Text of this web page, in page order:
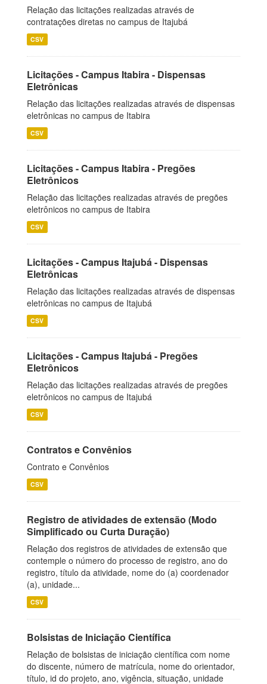
Relação das licitações realizadas através de
contratações diretas no campus de Itajubá
CSV
Licitações - Campus Itabira - Dispensas
Eletrônicas
Relação das licitações realizadas através de dispensas
eletrônicas no campus de Itabira
CSV
Licitações - Campus Itabira - Pregões
Eletrônicos
Relação das licitações realizadas através de pregões
eletrônicos no campus de Itabira
CSV
Licitações - Campus Itajubá - Dispensas
Eletrônicas
Relação das licitações realizadas através de dispensas
eletrônicas no campus de Itajubá
CSV
Licitações - Campus Itajubá - Pregões
Eletrônicos
Relação das licitações realizadas através de pregões
eletrônicos no campus de Itajubá
CSV
Contratos e Convênios
Contrato e Convênios
CSV
Registro de atividades de extensão (Modo
Simplificado ou Curta Duração)
Relação dos registros de atividades de extensão que
contemple o número do processo de registro, ano do
registro, título da atividade, nome do (a) coordenador
(a), unidade...
CSV
Bolsistas de Iniciação Científica
Relação de bolsistas de iniciação científica com nome
do discente, número de matrícula, nome do orientador,
título, id do projeto, ano, vigência, situação, unidade